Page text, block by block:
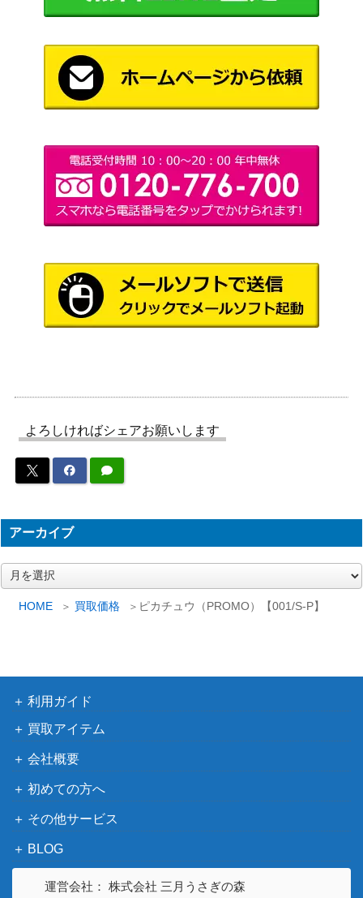
HOME 買取価格 ピカチュウ（PROMO）【001/S-P】
V2P 094/071】
スカーレット＆バイオ
ド）
1,000
リーフィアVSTAR（SA
1,300
コータス（CHR）【SM11
b 050/049】
サン&ムーン
（ドリームリーグ）
カプ・テテフGX（SR）
【SM2L 052/050 】
サン＆ムーン
（アローラの月光）
【063/SV-P】
（PROMO）
ルギアEX（SR）【BW7 0
74/070】
BW
（プリズマゲイル）
5,500
4K 080/066】
レット
サーナイト（SR）【SM3
ピカチュウ（PROMO）
【SVP-EN 085】
スカーレット＆バイオ
（PROMO（プロモ）/
シロナ SR【SM8b 153/15
サン＆ムーン
12,500
わるいマタドガス（R）
【015/084】
PCGシリーズ
イオルブVMAX（CSR）
【S8b 215/184】
ス）
ヨワシ（CHR）【SM11b
053/049】
700
ニンフィアVMAX（HR/sa)
ソード＆シールド
（イーブイヒーロー
よろしければシェアお願いします
アーカイブ
ア
ー
利用ガイド
買取アイテム
会社概要
初めての方へ
その他サービス
BLOG
運営会社： 株式会社 三月うさぎの森